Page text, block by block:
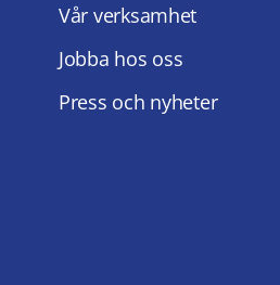
Vår verksamhet
Jobba hos oss
Press och nyheter